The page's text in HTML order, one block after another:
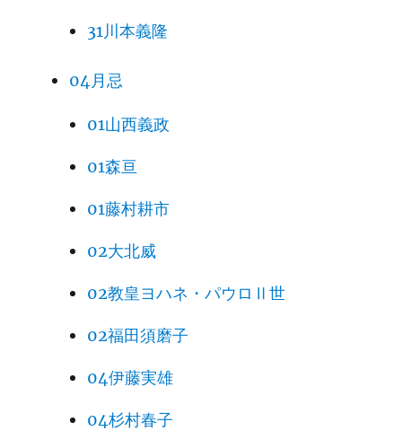
31川本義隆
04月忌
01山西義政
01森亘
01藤村耕市
02大北威
02教皇ヨハネ・パウロⅡ世
02福田須磨子
04伊藤実雄
04杉村春子